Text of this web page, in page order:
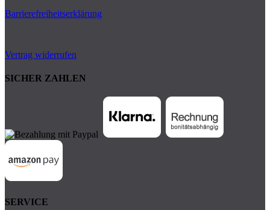
Barrierefreiheitserklärung
Vertrag widerrufen
SICHER ZAHLEN
SERVICE